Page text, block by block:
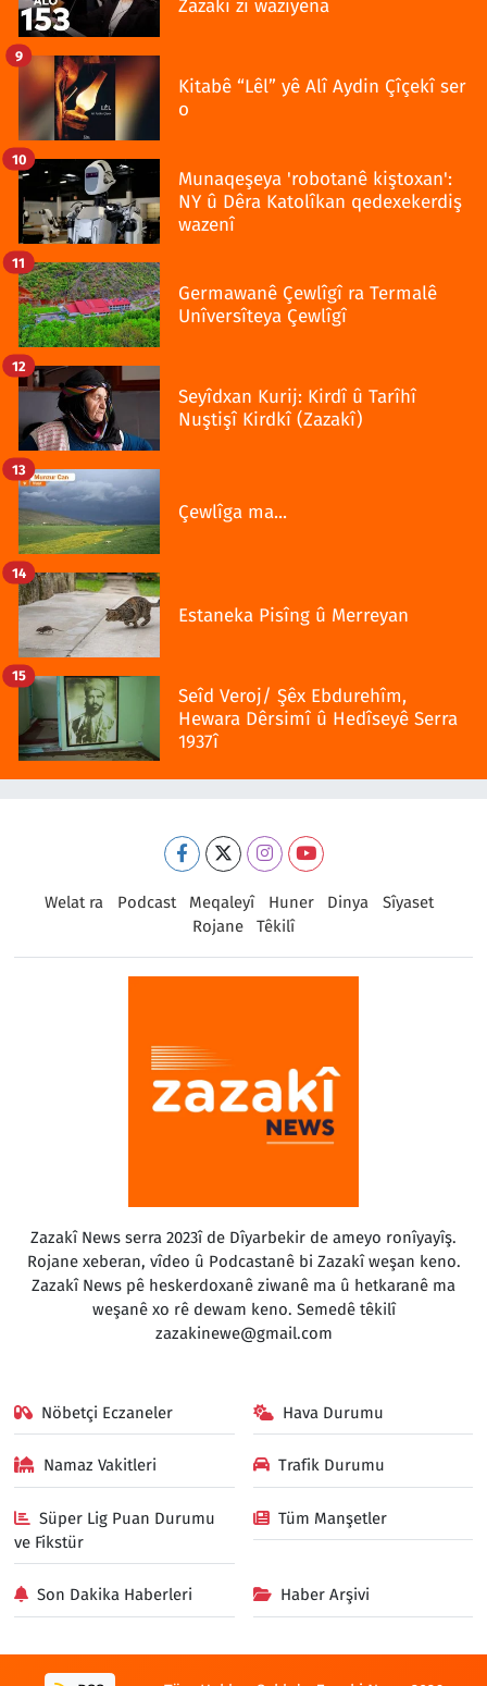
Zazakî zî wazîyena
Kitabê “Lêl” yê Alî Aydin Çîçekî ser
o
9
Munaqeşeya 'robotanê kiştoxan':
NY û Dêra Katolîkan qedexekerdiş
wazenî
10
Germawanê Çewlîgî ra Termalê
Unîversîteya Çewlîgî
11
Seyîdxan Kurij: Kirdî û Tarîhî
Nuştişî Kirdkî (Zazakî)
12
Çewlîga ma...
13
Estaneka Pisîng û Merreyan
14
Seîd Veroj/ Şêx Ebdurehîm,
Hewara Dêrsimî û Hedîseyê Serra
1937î
15
Welat ra Podcast Meqaleyî Huner Dinya
Sîyaset
Rojane
Têkilî
Zazakî News serra 2023î de Dîyarbekir de ameyo ronîyayîş.
Rojane xeberan, vîdeo û Podcastanê bi Zazakî weşan keno.
Zazakî News pê heskerdoxanê ziwanê ma û hetkaranê ma
weşanê xo rê dewam keno. Semedê têkilî
zazakinewe@gmail.com
Nöbetçi Eczaneler Hava Durumu
Namaz Vakitleri Trafik Durumu
Süper Lig Puan Durumu
ve Fikstür
Tüm Manşetler
Son Dakika Haberleri Haber Arşivi